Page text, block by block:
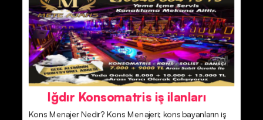
Iğdır Konsomatris iş ilanları
Kons Menajer Nedir? Kons Menajeri; kons bayanların iş